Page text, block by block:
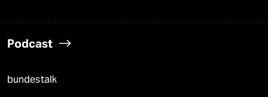
Podcast
bundestalk